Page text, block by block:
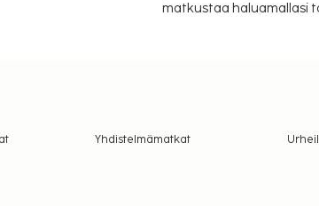
matkustaa haluamallasi
Yhdistelmämatkat